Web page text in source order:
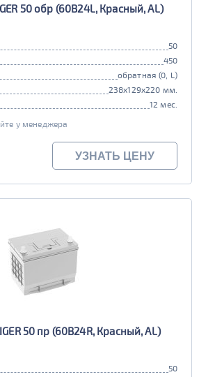
50 обр (60B24L, Красный, AL)
50
450
обратная (0, L)
238x129x220 мм.
12 мес.
у менеджера
УЗНАТЬ ЦЕНУ
50 пр (60B24R, Красный, AL)
50